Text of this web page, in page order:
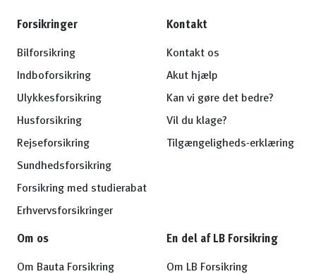
Forsikringer
Bilforsikring
Indboforsikring
Ulykkesforsikring
Husforsikring
Rejseforsikring
Sundhedsforsikring
Forsikring med studierabat
Erhvervsforsikringer
Kontakt
Kontakt os
Akut hjælp
Kan vi gøre det bedre?
Vil du klage?
Tilgængeligheds-erklæring
Om os
Om Bauta Forsikring
En del af LB Forsikring
Om LB Forsikring